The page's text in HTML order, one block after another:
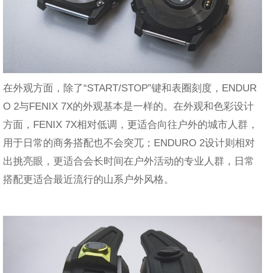
在外观方面，除了“START/STOP”键和表圈刻度，ENDUR
O 2与FENIX 7X的外观基本是一样的。在外观和色彩设计
方面，FENIX 7X相对低调，更适合向往户外的城市人群，
用于日常的商务搭配也不会突兀；ENDURO 2设计则相对
出挑亮眼，更适合会长时间在户外活动的专业人群，日常
搭配更适合最近流行的山系户外风格。